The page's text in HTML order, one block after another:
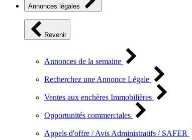
Annonces légales
Revenir
Annonces de la semaine
Recherchez une Annonce Légale
Ventes aux enchères Immobilières
Opportunités commerciales
Appels d'offre / Avis Administratifs / SAFER